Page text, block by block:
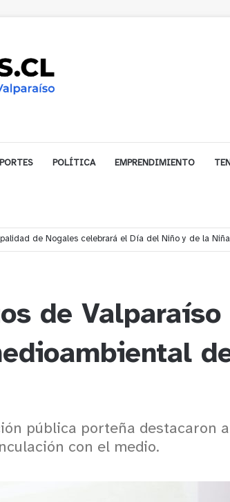
POLÍTICA EMPRENDIMIENTO
de Nogales celebrará el Día del Niño y de la
de Valparaíso
pública porteña destacaron
con el medio.